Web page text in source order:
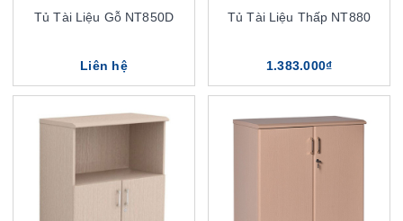
Tủ Tài Liệu Gỗ NT850D
Liên hệ
Tủ Tài Liệu Thấp NT880
1.383.000₫